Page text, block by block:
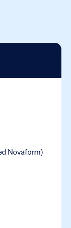
Novaform)